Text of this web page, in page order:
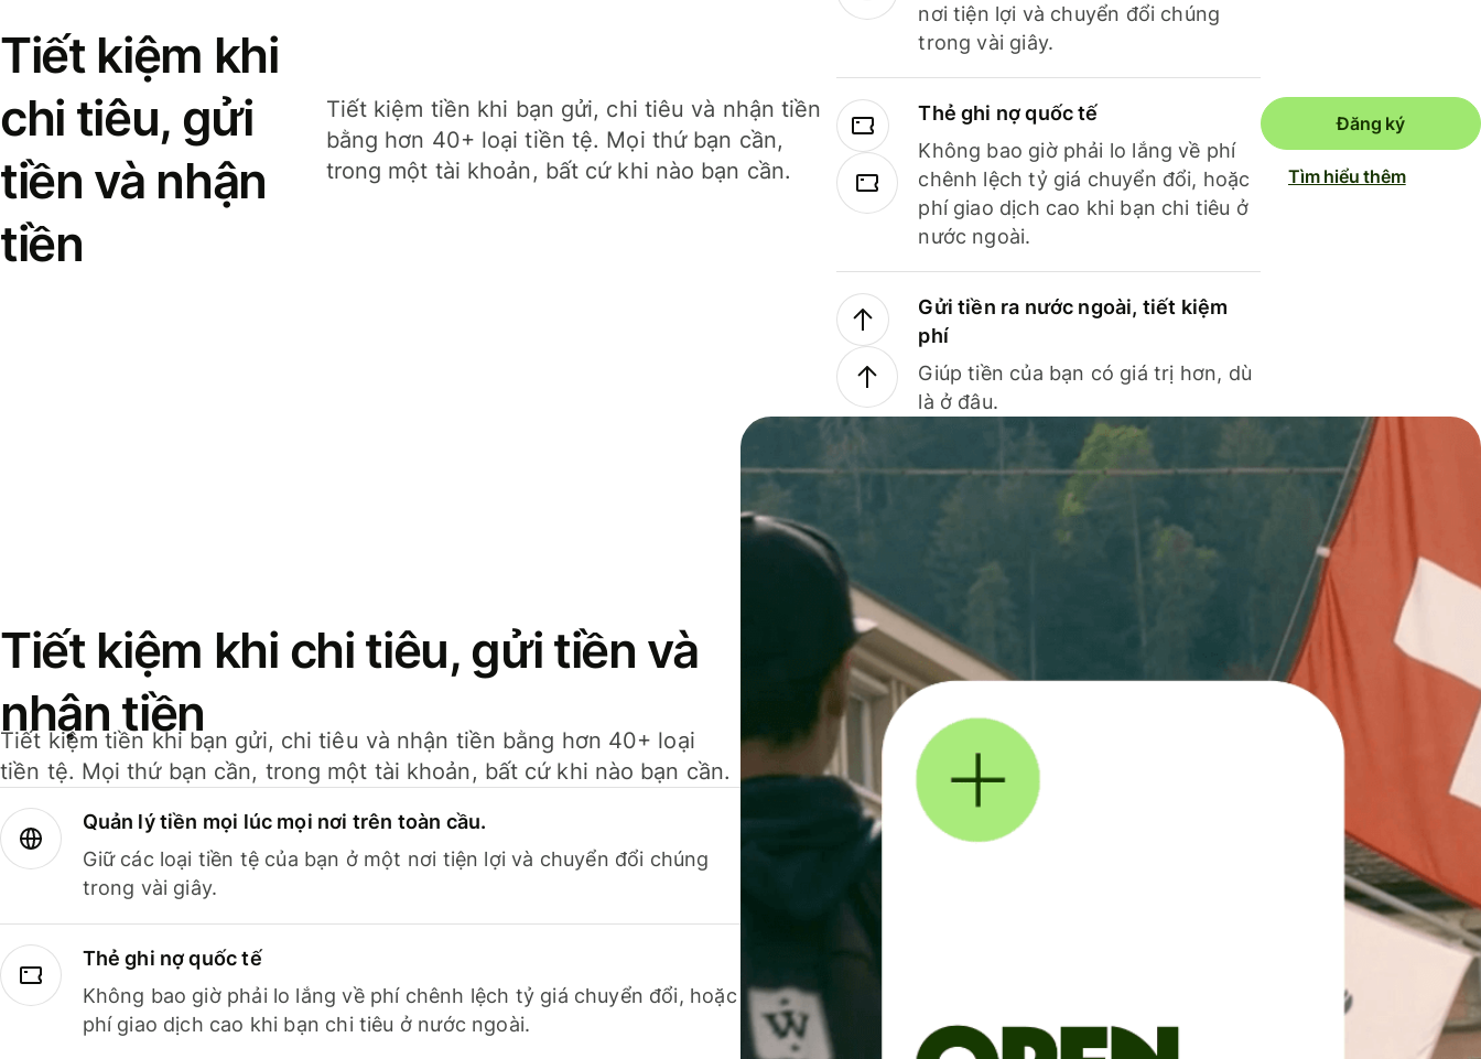
Tiết kiệm khi
chi tiêu, gửi
tiền và nhận
tiền
Tiết kiệm tiền khi bạn gửi, chi tiêu và nhận tiền
bằng hơn 40+ loại tiền tệ. Mọi thứ bạn cần,
trong một tài khoản, bất cứ khi nào bạn cần.
nơi tiện lợi và chuyển đổi chúng
trong vài giây.
Thẻ ghi nợ quốc tế
Không bao giờ phải lo lắng về phí
chênh lệch tỷ giá chuyển đổi, hoặc
phí giao dịch cao khi bạn chi tiêu ở
nước ngoài.
Gửi tiền ra nước ngoài, tiết kiệm
phí
Giúp tiền của bạn có giá trị hơn, dù
là ở đâu.
Đăng ký
Tìm hiểu thêm
Tiết kiệm khi chi tiêu, gửi tiền và
nhận tiền
Tiết kiệm tiền khi bạn gửi, chi tiêu và nhận tiền bằng hơn 40+ loại
tiền tệ. Mọi thứ bạn cần, trong một tài khoản, bất cứ khi nào bạn cần.
Quản lý tiền mọi lúc mọi nơi trên toàn cầu.
Giữ các loại tiền tệ của bạn ở một nơi tiện lợi và chuyển đổi chúng
trong vài giây.
Thẻ ghi nợ quốc tế
Không bao giờ phải lo lắng về phí chênh lệch tỷ giá chuyển đổi, hoặc
phí giao dịch cao khi bạn chi tiêu ở nước ngoài.